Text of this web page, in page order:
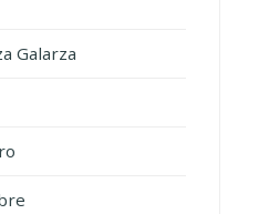
Galarza